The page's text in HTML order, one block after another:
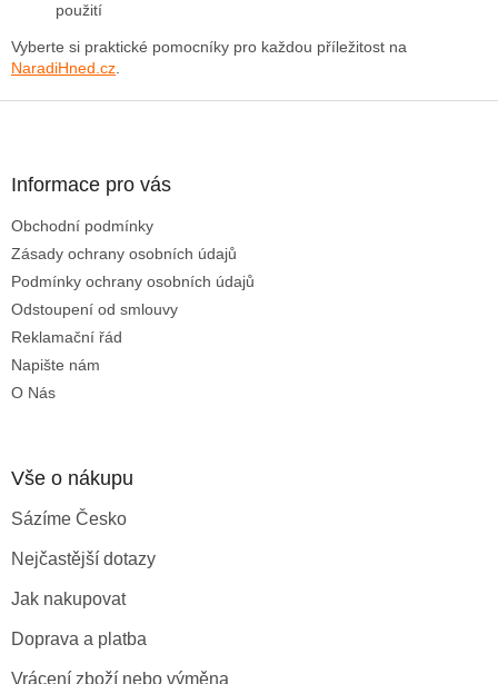
i
použití
Vyberte si praktické pomocníky pro každou příležitost na
NaradiHned.cz.
Informace pro vás
Obchodní podmínky
Zásady ochrany osobních údajů
Podmínky ochrany osobních údajů
Odstoupení od smlouvy
Reklamační řád
Napište nám
O Nás
Vše o nákupu
Sázíme Česko
Nejčastější dotazy
Jak nakupovat
Doprava a platba
Vrácení zboží nebo výměna